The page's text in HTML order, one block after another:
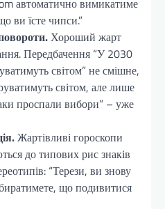
автоматично вимикатиме
ви їсте чипси.”
Хороший жарт
Передбачення “У 2030
світом” не смішне,
світом, але лише
проспали вибори” – уже
Жартівливі гороскопи
до типових рис знаків
“Терези, ви знову
що подивитися